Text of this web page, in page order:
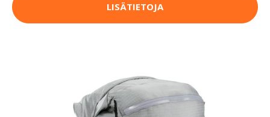
LISÄTIETOJA